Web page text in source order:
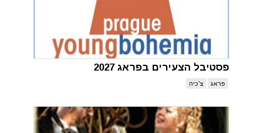
פסטיבל הצעירים בפראג 2027
פראג צ'כיה